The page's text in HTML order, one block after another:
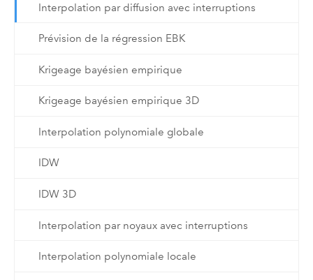
Interpolation par diffusion avec interruptions
Prévision de la régression EBK
Krigeage bayésien empirique
Krigeage bayésien empirique 3D
Interpolation polynomiale globale
IDW
IDW 3D
Interpolation par noyaux avec interruptions
Interpolation polynomiale locale